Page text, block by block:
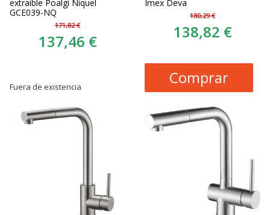
extraible Poalgi Niquel
GCE039-NQ
171,82 €
137,46 €
Fuera de existencia
Imex Deva
180,29 €
138,82 €
Comprar